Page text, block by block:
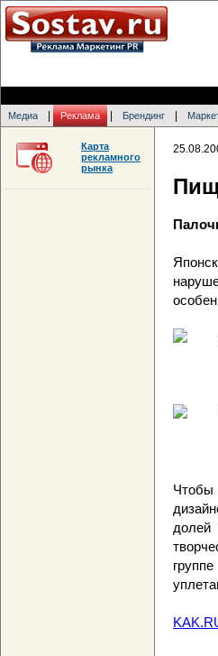
Медиа Реклама Брендинг
Чтобы
долей
Карта
рекламного
рынка